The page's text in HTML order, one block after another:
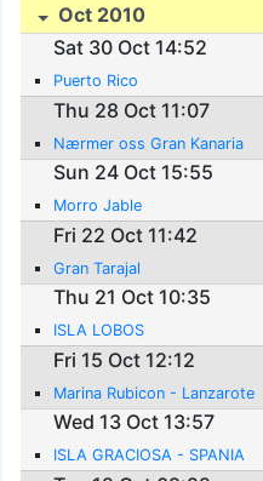
Oct 2010
Sat 30 Oct 14:52
Puerto Rico
Thu 28 Oct 11:07
Nærmer oss Gran Kanaria
Sun 24 Oct 15:55
Morro Jable
Fri 22 Oct 11:42
Gran Tarajal
Thu 21 Oct 10:35
ISLA LOBOS
Fri 15 Oct 12:12
Marina Rubicon - Lanzarote
Wed 13 Oct 13:57
ISLA GRACIOSA - SPANIA